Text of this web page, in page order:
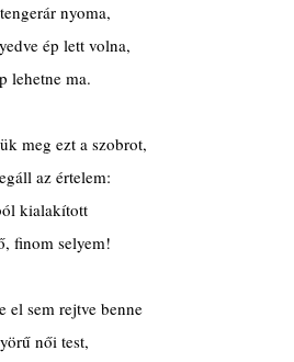
nyoma,
ép lett volna,
lehetne ma.
meg ezt a szobrot,
az értelem:
kialakított
finom selyem!
el sem rejtve benne
női test,